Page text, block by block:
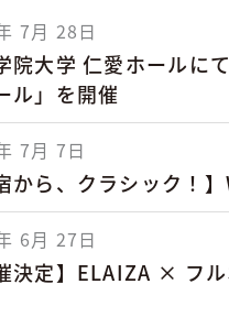
7月 28日
院大学 仁愛ホールに
ル」を開催
7月 7日
から、クラシック！
6月 27日
決定】ELAIZA × フ